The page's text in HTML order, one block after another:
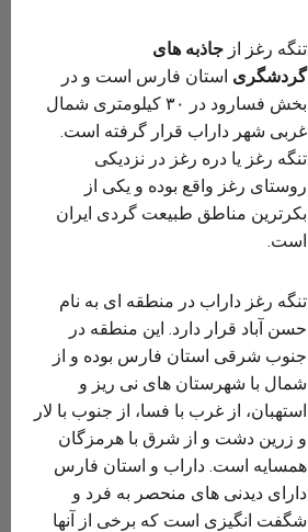
تنگه رغز از جاذبه های
گردشگری استان فارس است و در
بخش فسارود در ۳۰ کیلومتری شمال
غربی شهر داراب قرار گرفته است.
تنگه رغز یا دره رغز در نزدیکی
روستای رغز واقع بوده و یکی از
بکرترین مناطق طبیعت گردی ایران
است.
تنگه رغز داراب در منطقه ای به نام
حسن آباد قرار دارد. این منطقه در
جنوب شرقی استان فارس بوده و از
شمال با شهرستان های نی ریز و
استهبان، از غرب با فسا، از جنوب با لار
و زرین دشت و از شرق با هرمزگان
همسایه است. داراب و استان فارس
دارای دیدنی های منحصر به فرد و
شگفت انگیزی است که برخی از آنها